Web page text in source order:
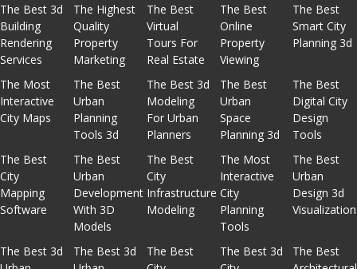
The Best 3d
Building
Rendering
Services
The Highest
Quality
Property
Marketing
The Best
Virtual
Tours For
Real Estate
The Best
Online
Property
Viewing
The Best
Smart City
Planning 3d
The Most
Interactive
City Maps
The Best
Urban
Planning
Tools 3d
The Best 3d
Modeling
For Urban
Planners
The Best
Urban
Space
Planning 3d
The Best
Digital City
Design
Tools
The Best
City
Mapping
Software
The Best
Urban
Development
With 3D
Models
The Best
City
Infrastructure
Modeling
The Most
Interactive
City
Planning
Tools
The Best
Urban
Design 3d
Visualization
The Best 3d
The Best 3d
The Best
The Best 3d
The Best